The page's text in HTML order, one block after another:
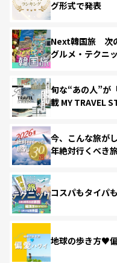
グ形式で発表
Next韓国旅 次
グルメ・テクニ
旬な“あの人”が
載 MY TRAVEL
今、こんな旅が
年絶対行くべき
コスパもタイパ
地球の歩き方♥